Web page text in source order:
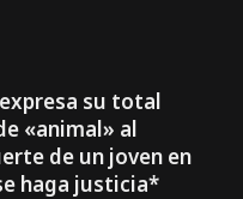
su total
«animal» al
de un joven en
haga justicia*